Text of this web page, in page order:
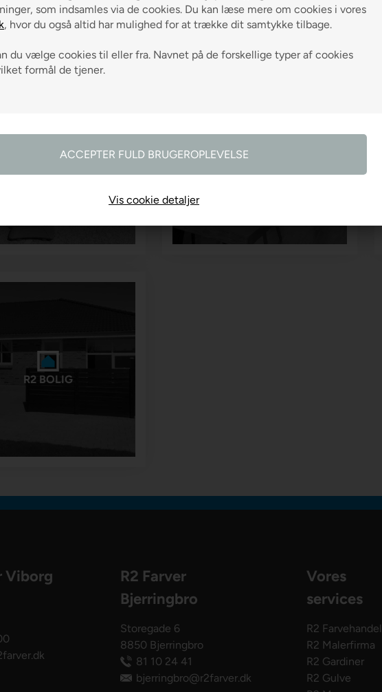
som indsamles via de cookies. Du kan læse mere om cookies i vores
, hvor du også altid har mulighed for at trække dit samtykke tilbage.
du vælge cookies til eller fra. Navnet på de forskellige typer af cookies
formål de tjener.
Vis cookie detaljer
R2 BOLIG
Viborg
R2 Farver
Bjerringbro
Storegade 6
8850 Bjerringbro
81 10 24 41
bjerringbro@r2farver.dk
Vores
services
R2 Farvehandel
R2 Malerfirma
R2 Gardiner
R2 Gulve